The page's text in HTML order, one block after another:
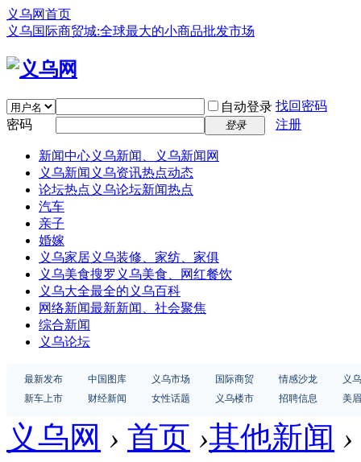
义乌网首页
义乌国际商贸城:全球最大的小商品批发市场
自动登录 找回密码
密码
登录 注册
新闻中心义乌新闻、义乌新闻网
义乌新闻 义乌资讯热点动态
论坛热点 义乌论坛新闻热点
汽车
亲子
婚嫁
义乌家居义乌装修、家纺、家俱
义乌美食搜罗义乌美食、网红餐饮
义乌大全最全的义乌百科
网络新闻最新新闻、社会聚焦
综合新闻
义乌论坛
最新发布 中国图库 义乌市场 国际商贸 情感沙龙
义
新车上市
财经新闻 女性话题 义乌楼市 招聘信息 美
义乌网 › 首页 ›其他新闻 ›